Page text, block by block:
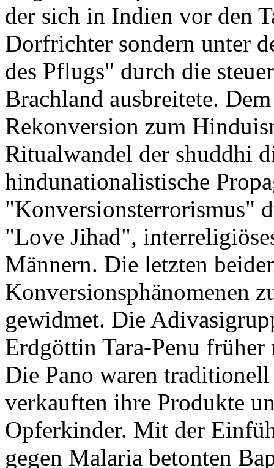
der sich in Indien vor den
Dorfrichter sondern unter
des Pflugs" durch die
Brachland ausbreitete.
Rekonversion zum
Ritualwandel der shuddhi
hindunationalistische
"Konversionsterrorismus"
"Love Jihad",
Männern. Die letzten
Konversionsphänomenen
gewidmet. Die
Erdgöttin Tara-Penu
Die Pano waren
verkauften ihre Produkte
Opferkinder. Mit der
gegen Malaria betonten